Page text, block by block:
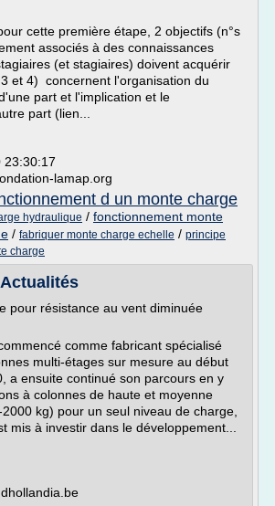
cette première étape, 2 objectifs (n°s
associés à des connaissances
(et stagiaires) doivent acquérir
et 4) concernent l'organisation du
part et l'implication et le
part (lien...
23:30:17
lamap.org
d un monte charge
hydraulique / fonctionnement monte
/ fabriquer monte charge echelle / principe
charge
pour résistance au vent diminuée
comme fabricant spécialisé
multi-étages sur mesure au début
a ensuite continué son parcours en y
à colonnes de haute et moyenne
kg) pour un seul niveau de charge,
mis à investir dans le développement...